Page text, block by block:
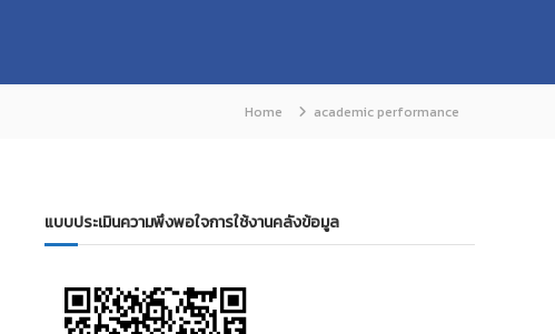
Home academic performance
แบบประเมินความพึงพอใจการใช้งานคลังข้อมูล